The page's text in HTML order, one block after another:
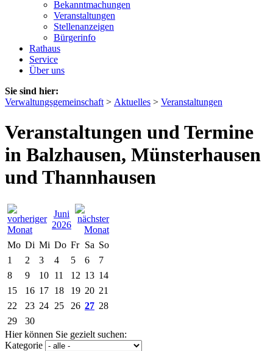
Bekanntmachungen
Veranstaltungen
Stellenanzeigen
Bürgerinfo
Rathaus
Service
Über uns
Sie sind hier:
Verwaltungsgemeinschaft > Aktuelles > Veranstaltungen
Veranstaltungen und Termine
in Balzhausen, Münsterhausen
und Thannhausen
Juni
2026
Mo Di Mi Do Fr Sa So
1
2 3 4 5 6
7
8
9 10 11 12 13 14
15
16 17 18 19 20 21
22
23 24 25 26 27 28
29
30
Hier können Sie gezielt suchen:
Kategorie